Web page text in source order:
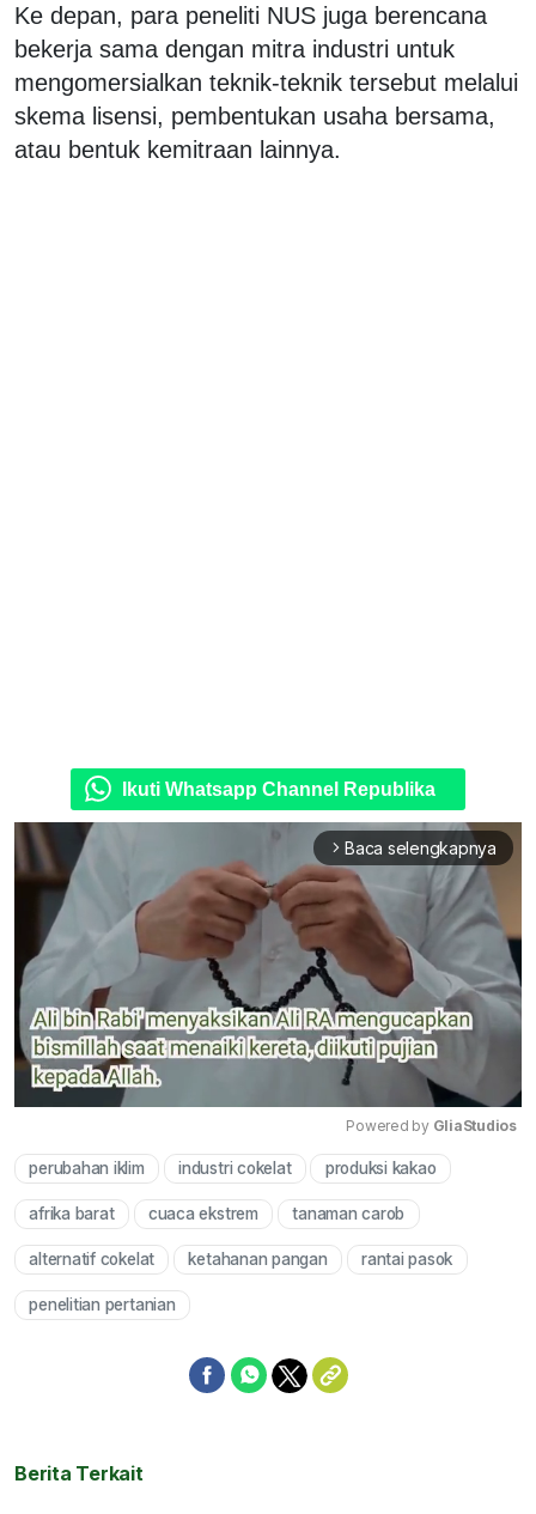
Ke depan, para peneliti NUS juga berencana
bekerja sama dengan mitra industri untuk
mengomersialkan teknik-teknik tersebut melalui
skema lisensi, pembentukan usaha bersama,
atau bentuk kemitraan lainnya.
Ikuti Whatsapp Channel Republika
arrow_forward_ios Baca selengkapnya
Mute
Powered by GliaStudios
perubahan iklim industri cokelat produksi kakao
afrika barat cuaca ekstrem tanaman carob
alternatif cokelat ketahanan pangan rantai pasok
penelitian pertanian
Berita Terkait